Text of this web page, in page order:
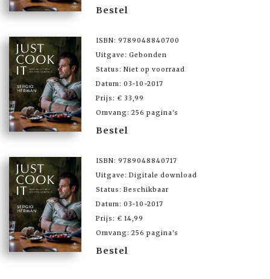
Bestel
ISBN: 9789048840700
Uitgave: Gebonden
Status: Niet op voorraad
Datum: 03-10-2017
Prijs: € 33,99
Omvang: 256 pagina's
Bestel
ISBN: 9789048840717
Uitgave: Digitale download
Status: Beschikbaar
Datum: 03-10-2017
Prijs: € 14,99
Omvang: 256 pagina's
Bestel